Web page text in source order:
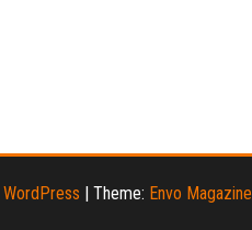
WordPress Theme: Envo Magazine